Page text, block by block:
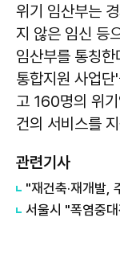
위기 임산부는
지 않은 임신 등
임산부를 통칭
통합지원 사업
고 160명의 위
건의 서비스를
관련기사